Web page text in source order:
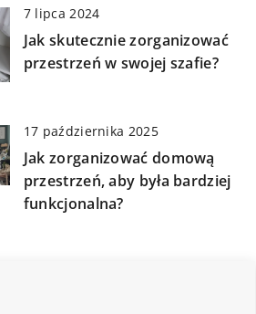
7 lipca 2024
Jak skutecznie zorganizować
przestrzeń w swojej szafie?
17 października 2025
Jak zorganizować domową
przestrzeń, aby była bardziej
funkcjonalna?